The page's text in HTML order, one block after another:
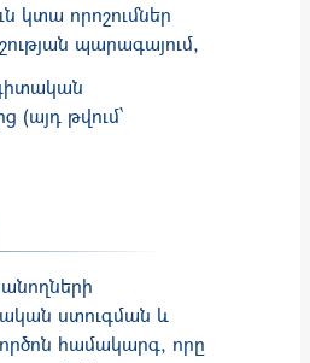
կտա որոշումներ
պարագայում,
(այդ թվում՝
ստուգ­­­­­ման և
համակարգ, որը